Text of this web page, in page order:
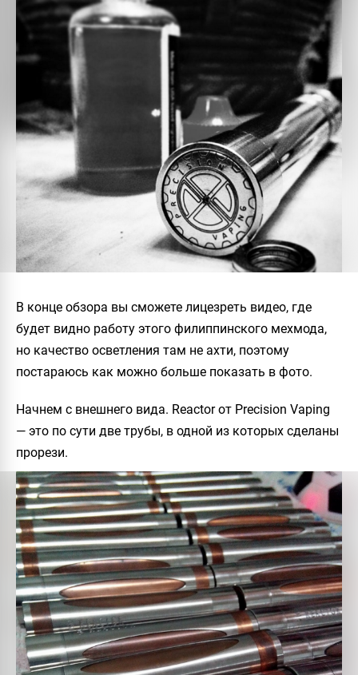
В конце обзора вы сможете лицезреть видео, где
будет видно работу этого филиппинского мехмода,
но качество осветления там не ахти, поэтому
постараюсь как можно больше показать в фото.
Начнем с внешнего вида. Reactorот Precision Vaping
— это по сути две трубы, в одной из которых сделаны
прорези.